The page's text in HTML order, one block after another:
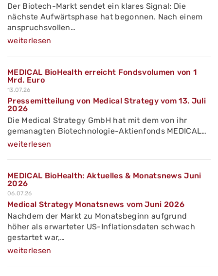
Der Biotech-Markt sendet ein klares Signal: Die
nächste Aufwärtsphase hat begonnen. Nach einem
anspruchsvollen…
weiterlesen
MEDICAL BioHealth erreicht Fondsvolumen von 1
Mrd. Euro
13.07.26
Pressemitteilung von Medical Strategy vom 13. Juli
2026
Die Medical Strategy GmbH hat mit dem von ihr
gemanagten Biotechnologie-Aktienfonds MEDICAL…
weiterlesen
MEDICAL BioHealth: Aktuelles & Monatsnews Juni
2026
06.07.26
Medical Strategy Monatsnews vom Juni 2026
Nachdem der Markt zu Monatsbeginn aufgrund
höher als erwarteter US-Inflationsdaten schwach
gestartet war,…
weiterlesen